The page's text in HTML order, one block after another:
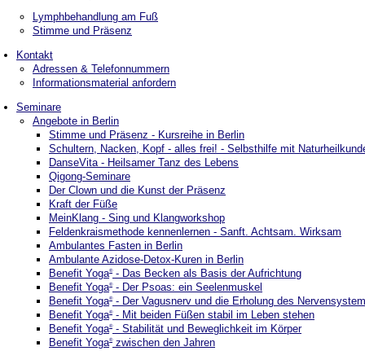
Lymphbehandlung am Fuß
Stimme und Präsenz
Kontakt
Adressen & Telefonnummern
Informationsmaterial anfordern
Seminare
Angebote in Berlin
Stimme und Präsenz - Kursreihe in Berlin
Schultern, Nacken, Kopf - alles frei! - Selbsthilfe mit
DanseVita - Heilsamer Tanz des Lebens
Qigong-Seminare
Der Clown und die Kunst der Präsenz
Kraft der Füße
MeinKlang - Sing und Klangworkshop
Feldenkraismethode kennenlernen - Sanft. Achtsam. Wirksam
Ambulantes Fasten in Berlin
Ambulante Azidose-Detox-Kuren in Berlin
Benefit Yoga®- Das Becken als Basis der Aufrichtung
Benefit Yoga®- Der Psoas: ein Seelenmuskel
Benefit Yoga®- Der Vagusnerv und die Erholung des
Benefit Yoga®- Mit beiden Füßen stabil im Leben stehen
Benefit Yoga®- Stabilität und Beweglichkeit im Körper
Benefit Yoga®zwischen den Jahren